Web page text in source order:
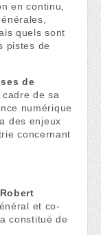
en continu,
quels sont
pistes de
de
de sa
numérique
des enjeux
concernant
et co-
constitué de